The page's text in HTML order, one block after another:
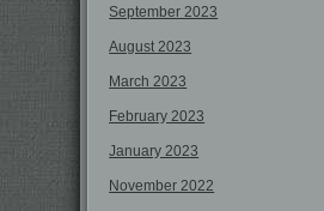
September 2023
August 2023
March 2023
February 2023
January 2023
November 2022